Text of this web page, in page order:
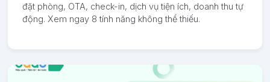
đặt phòng, OTA, check-in, dịch vụ tiện ích, doanh thu tự
động. Xem ngay 8 tính năng không thể thiếu.